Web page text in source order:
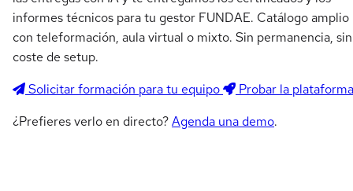
informes técnicos para tu gestor FUNDAE. Catálogo amplio
con teleformación, aula virtual o mixto. Sin permanencia, sin
coste de setup.
Solicitar formación para tu equipo
Probar la plataforma
¿Prefieres verlo en directo?Agenda una demo.